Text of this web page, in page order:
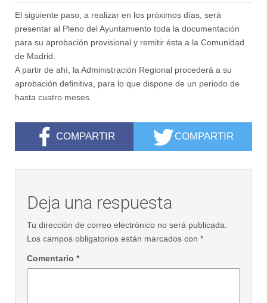
El siguiente paso, a realizar en los próximos días, será
presentar al Pleno del Ayuntamiento toda la documentación
para su aprobación provisional y remitir ésta a la Comunidad
de Madrid.
A partir de ahí, la Administración Regional procederá a su
aprobación definitiva, para lo que dispone de un periodo de
hasta cuatro meses.
COMPARTIR COMPARTIR
Deja una respuesta
Tu dirección de correo electrónico no será publicada.
Los campos obligatorios están marcados con *
Comentario *